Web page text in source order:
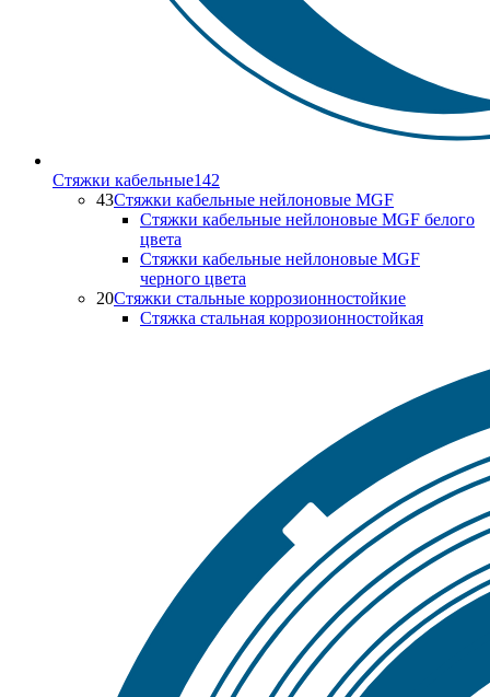
Стяжки кабельные142
43Стяжки кабельные нейлоновые MGF
Стяжки кабельные нейлоновые MGF белого
цвета
Стяжки кабельные нейлоновые MGF
черного цвета
20Стяжки стальные коррозионностойкие
Стяжка стальная коррозионностойкая